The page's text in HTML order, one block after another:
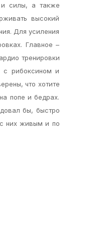
и силы, а также
высокий
Для усиления
Главное –
тренировки
с рибоксином и
что хотите
попе и бедрах.
бы, быстро
с них живым и по